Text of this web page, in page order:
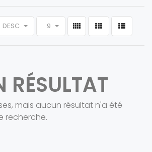
DESC 9
RÉSULTAT
mais aucun résultat n'a été
recherche.